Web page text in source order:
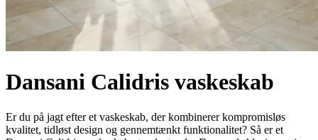
Dansani Calidris vaskeskab
Er du på jagt efter et vaskeskab, der kombinerer kompromisløs
kvalitet, tidløst design og gennemtænkt funktionalitet? Så er et